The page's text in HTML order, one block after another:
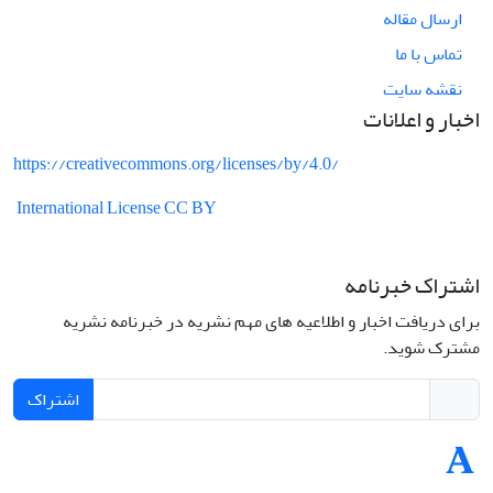
ارسال مقاله
تماس با ما
نقشه سایت
اخبار و اعلانات
https://creativecommons.org/licenses/by/4.0/
International License CC BY
اشتراک خبرنامه
برای دریافت اخبار و اطلاعیه های مهم نشریه در خبرنامه نشریه
مشترک شوید.
اشتراک